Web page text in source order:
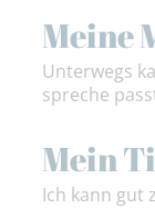
Meine
Unterwegs
spreche
Mein
Ich kann gut